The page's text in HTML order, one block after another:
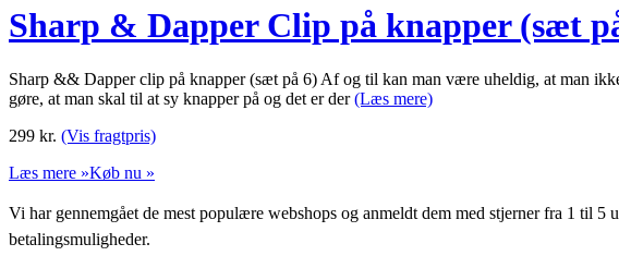
Sharp & Dapper Clip på knapper (sæt
Sharp && Dapper clip på knapper (sæt på 6) Af og til kan man være uheldig, at man
gøre, at man skal til at sy knapper på og det er der(Læs mere)
299 kr. (Vis fragtpris)
Læs mere »Køb nu »
Vi har gennemgået de mest populære webshops og anmeldt dem med stjerner fra 1 til
betalingsmuligheder.